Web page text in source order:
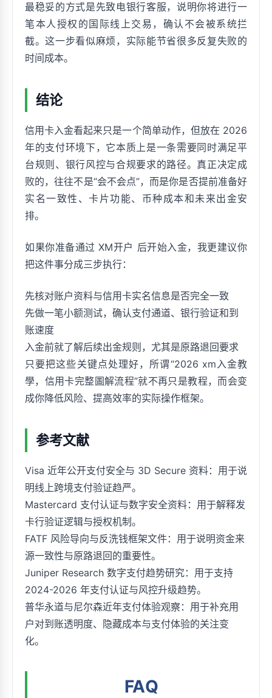
最稳妥的方式是先致电银行客服，说明你将进行一
笔本人授权的国际线上交易，确认不会被系统拦
截。这一步看似麻烦，实际能节省很多反复失败的
时间成本。
结论
信用卡入金看起来只是一个简单动作，但放在 2026
年的支付环境下，它本质上是一条需要同时满足平
台规则、银行风控与合规要求的路径。真正决定成
败的，往往不是“会不会点”，而是你是否提前准备好
实名一致性、卡片功能、币种成本和未来出金安
排。
如果你准备通过 XM开户 后开始入金，我更建议你
把这件事分成三步执行：
先核对账户资料与信用卡实名信息是否完全一致
先做一笔小额测试，确认支付通道、银行验证和到
账速度
入金前就了解后续出金规则，尤其是原路退回要求
只要把这些关键点处理好，所谓“2026 xm入金教
學，信用卡完整圖解流程”就不再只是教程，而会变
成你降低风险、提高效率的实际操作框架。
参考文献
Visa 近年公开支付安全与 3D Secure 资料：用于说
明线上跨境支付验证趋严。
Mastercard 支付认证与数字安全资料：用于解释发
卡行验证逻辑与授权机制。
FATF 风险导向与反洗钱框架文件：用于说明资金来
源一致性与原路退回的重要性。
Juniper Research 数字支付趋势研究：用于支持
2024-2026 年支付认证与风控升级趋势。
普华永道与尼尔森近年支付体验观察：用于补充用
户对到账透明度、隐藏成本与支付体验的关注变
化。
FAQ